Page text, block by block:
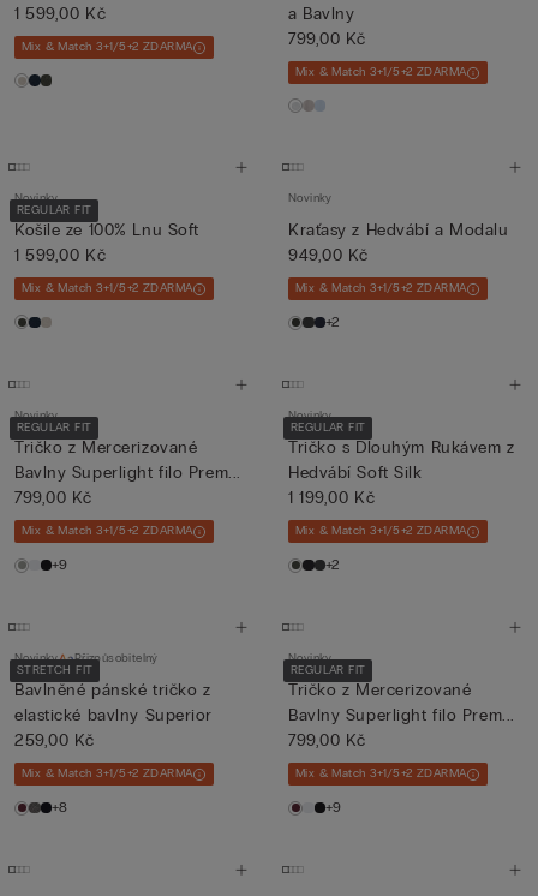
1 599,00 Kč
Mix & Match 3+1/5+2 ZDARMA
a Bavlny
799,00 Kč
Mix & Match 3+1/5+2 ZDARMA
REGULAR FIT
Novinky
Košile ze 100% Lnu Soft
1 599,00 Kč
Mix & Match 3+1/5+2 ZDARMA
Novinky
Kraťasy z Hedvábí a Modalu
949,00 Kč
Mix & Match 3+1/5+2 ZDARMA
+2
REGULAR FIT
Novinky
Tričko z Mercerizované
Bavlny Superlight filo Prem...
799,00 Kč
Mix & Match 3+1/5+2 ZDARMA
+9
REGULAR FIT
Novinky
Tričko s Dlouhým Rukávem z
Hedvábí Soft Silk
1 199,00 Kč
Mix & Match 3+1/5+2 ZDARMA
+2
STRETCH FIT
Novinky Přizpůsobitelný
Bavlněné pánské tričko z
elastické bavlny Superior
259,00 Kč
Mix & Match 3+1/5+2 ZDARMA
+8
REGULAR FIT
Novinky
Tričko z Mercerizované
Bavlny Superlight filo Prem...
799,00 Kč
Mix & Match 3+1/5+2 ZDARMA
+9